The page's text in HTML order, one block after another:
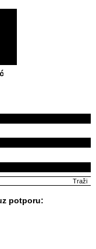
potporu: